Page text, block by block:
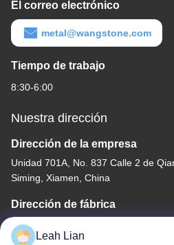
El correo electrónico
metal@wangstone.com
Tiempo de trabajo
8:30-6:00
Nuestra dirección
Dirección de la empresa
Unidad 701A, No. 837 Calle 2 de
Siming, Xiamen, China
Dirección de fábrica
No. 72, calle Yongjun, pueblo de
Quanzhou, Fujian, China
Leah Lian